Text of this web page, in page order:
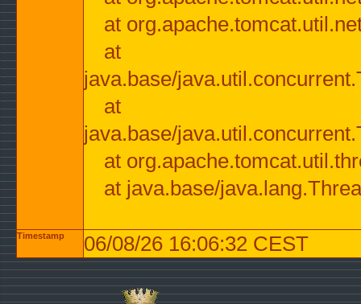
at
at
java.base/
at
java.base/
at
at java.base/
Timestamp 06/08/26 16:06:32 CEST